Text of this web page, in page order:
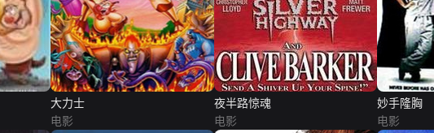
大力士
电影
夜半路惊魂
电影
妙手隆胸
电影